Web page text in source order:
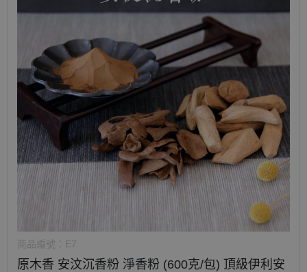
商品編號： E7
原木香 安汶沉香粉 淨香粉 (600克/包) 頂級伊利安